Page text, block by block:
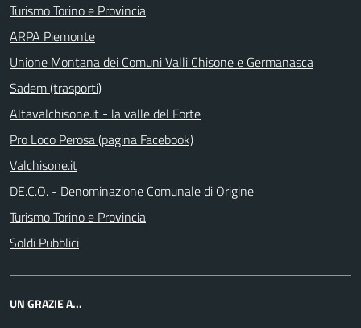
Turismo Torino e Provincia
ARPA Piemonte
Unione Montana dei Comuni Valli Chisone e Germanasca
Sadem (trasporti)
Altavalchisone.it - la valle del Forte
Pro Loco Perosa (pagina Facebook)
Valchisone.it
DE.C.O. - Denominazione Comunale di Origine
Turismo Torino e Provincia
Soldi Pubblici
UN GRAZIE A...